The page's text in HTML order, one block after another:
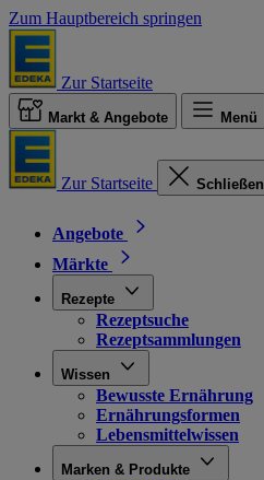
Zum Hauptbereich springen
Zur Startseite
Markt & Angebote Menü
Zur Startseite Schließen
Angebote
Märkte
Rezepte
Rezeptsuche
Rezeptsammlungen
Wissen
Bewusste Ernährung
Ernährungsformen
Lebensmittelwissen
Marken & Produkte